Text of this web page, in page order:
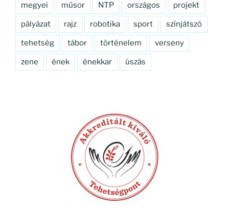
megyei műsor NTP országos projekt
pályázat rajz robotika sport színjátszó
tehetség tábor történelem verseny
zene ének énekkar úszás